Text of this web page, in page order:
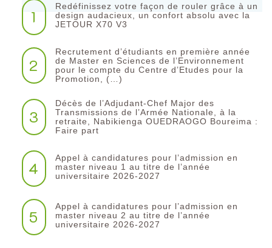
1
Redéfinissez votre façon de rouler grâce à un
design audacieux, un confort absolu avec la
JETOUR X70 V3
2
Recrutement d’étudiants en première année
de Master en Sciences de l’Environnement
pour le compte du Centre d’Etudes pour la
Promotion, (…)
3
Décès de l’Adjudant-Chef Major des
Transmissions de l’Armée Nationale, à la
retraite, Nabikienga OUEDRAOGO Boureima :
Faire part
4
Appel à candidatures pour l’admission en
master niveau 1 au titre de l’année
universitaire 2026-2027
5
Appel à candidatures pour l’admission en
master niveau 2 au titre de l’année
universitaire 2026-2027